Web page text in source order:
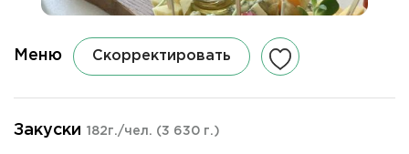
Меню Скорректировать
Закуски 182г./чел. (3 630 г.)